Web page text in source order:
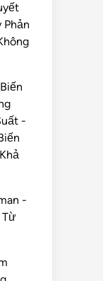
Phản
-
-
Từ